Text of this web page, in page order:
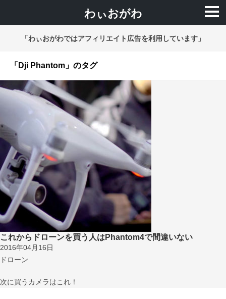
わぃおがわ
「わぃおがわではアフィリエイト広告を利用しています」
「Dji Phantom」のタグ
これからドローンを買う人はPhantom4で間違いない
2016年04月16日
ドローン
次に買うカメラはこれ！